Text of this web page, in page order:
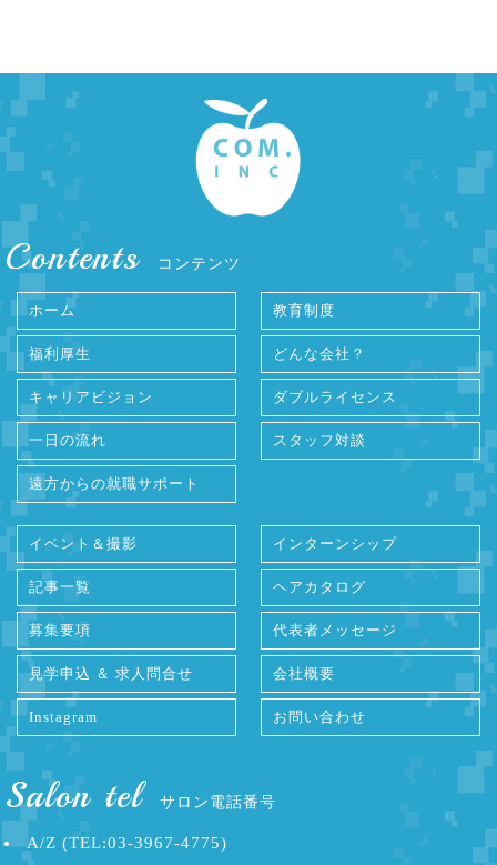
Contents コンテンツ
ホーム 教育制度
福利厚生 どんな会社？
キャリアビジョン ダブルライセンス
一日の流れ スタッフ対談
遠方からの就職サポート
イベント＆撮影 インターンシップ
記事一覧 ヘアカタログ
募集要項 代表者メッセージ
見学申込 ＆ 求人問合せ 会社概要
Instagram お問い合わせ
Salon tel サロン電話番号
A/Z (TEL:03-3967-4775)